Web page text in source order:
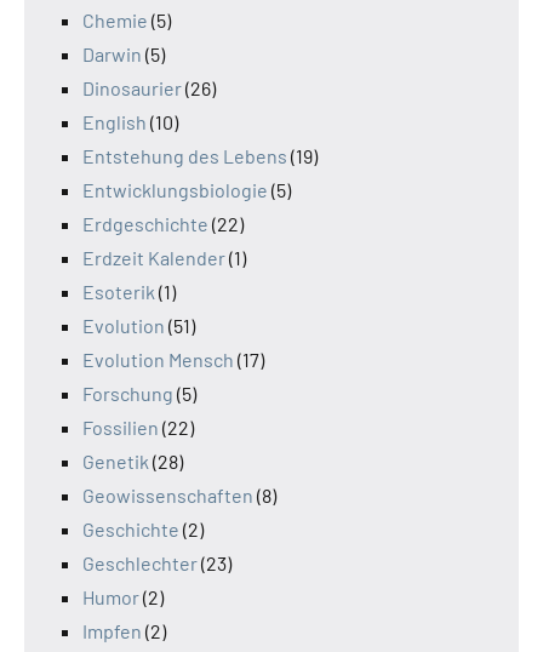
Chemie (5)
Darwin (5)
Dinosaurier(26)
English (10)
Entstehung des Lebens (19)
Entwicklungsbiologie (5)
Erdgeschichte (22)
Erdzeit Kalender(1)
Esoterik (1)
Evolution (51)
Evolution Mensch (17)
Forschung (5)
Fossilien (22)
Genetik (28)
Geowissenschaften (8)
Geschichte (2)
Geschlechter(23)
Humor(2)
Impfen (2)